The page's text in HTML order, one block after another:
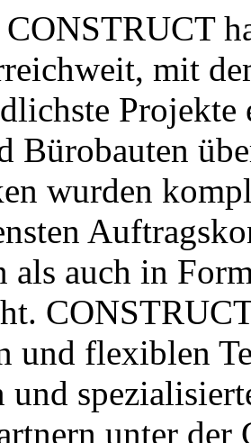
mit
Bürobauten
wurden
als auch in
und flexiblen
und
unter